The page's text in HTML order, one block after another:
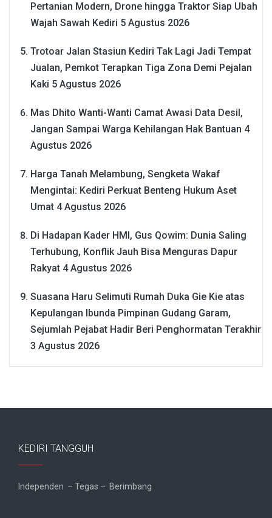
Pertanian Modern, Drone hingga Traktor Siap Ubah
Wajah Sawah Kediri 5 Agustus 2026
Trotoar Jalan Stasiun Kediri Tak Lagi Jadi Tempat
Jualan, Pemkot Terapkan Tiga Zona Demi Pejalan
Kaki 5 Agustus 2026
Mas Dhito Wanti-Wanti Camat Awasi Data Desil,
Jangan Sampai Warga Kehilangan Hak Bantuan 4
Agustus 2026
Harga Tanah Melambung, Sengketa Wakaf
Mengintai: Kediri Perkuat Benteng Hukum Aset
Umat 4 Agustus 2026
Di Hadapan Kader HMI, Gus Qowim: Dunia Saling
Terhubung, Konflik Jauh Bisa Menguras Dapur
Rakyat 4 Agustus 2026
Suasana Haru Selimuti Rumah Duka Gie Kie atas
Kepulangan Ibunda Pimpinan Gudang Garam,
Sejumlah Pejabat Hadir Beri Penghormatan Terakhir
3 Agustus 2026
KEDIRI TANGGUH
Independen – Tegas – Berimbang